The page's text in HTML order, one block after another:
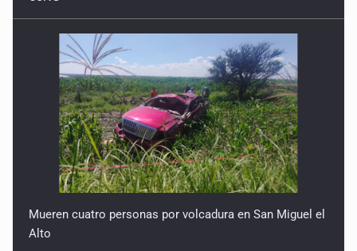
Mueren cuatro personas por volcadura en San Miguel el
Alto